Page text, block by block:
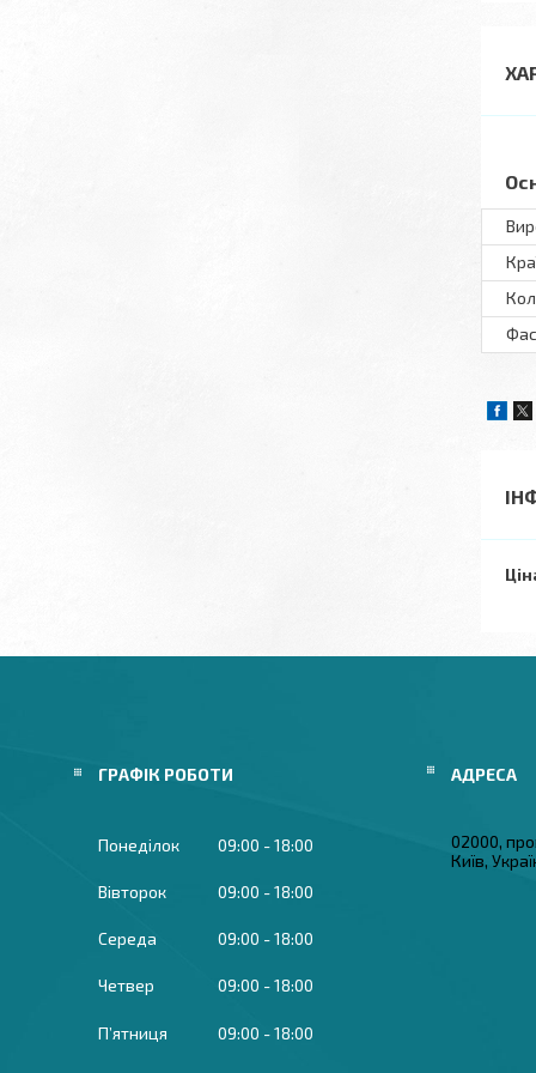
ГРАФІК РОБОТИ
Понеділок 09:00 18:00
Вівторок 09:00 18:00
Середа 09:00 18:00
Четвер 09:00 18:00
Пʼятниця 09:00 18:00
02000,
Київ,